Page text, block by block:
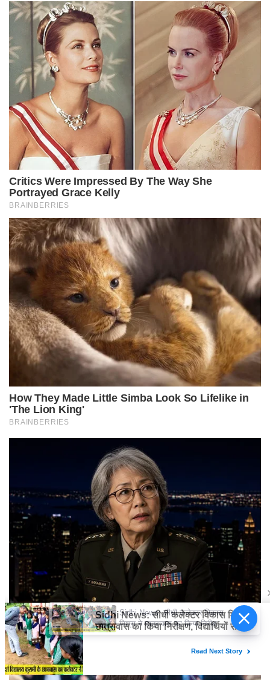
Sidhi News: सीधी कलेक्टर विकास
मिश्रा ने छात्रावास का किया निरीक्षण,
विद्यार्थियों संग किया रात्रि भोजन